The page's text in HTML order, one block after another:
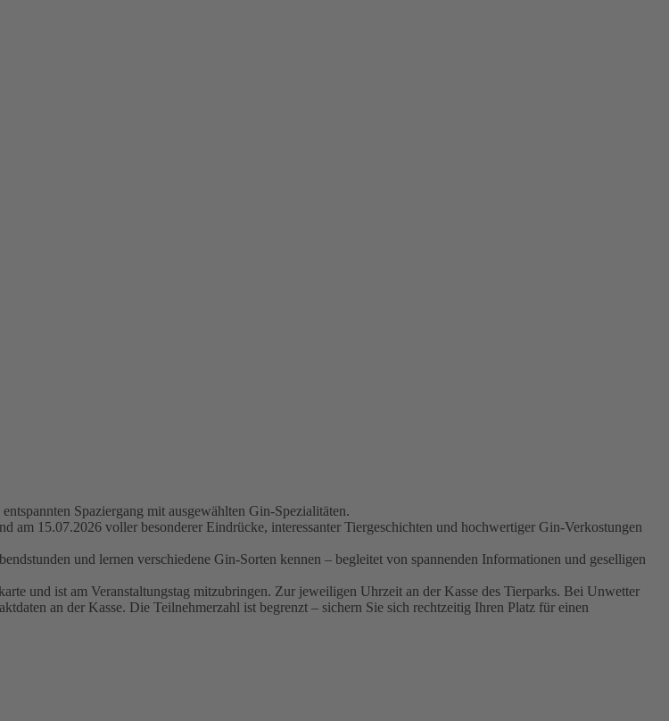
Spaziergang mit ausgewählten Gin-Spezialitäten.
15.07.2026 voller besonderer Eindrücke, interessanter Tiergeschichten und hochwertiger Gin-Verkostungen
und lernen verschiedene Gin-Sorten kennen – begleitet von spannenden Informationen und geselligen
und ist am Veranstaltungstag mitzubringen. Zur jeweiligen Uhrzeit an der Kasse des Tierparks. Bei Unwetter
an der Kasse. Die Teilnehmerzahl ist begrenzt – sichern Sie sich rechtzeitig Ihren Platz für einen